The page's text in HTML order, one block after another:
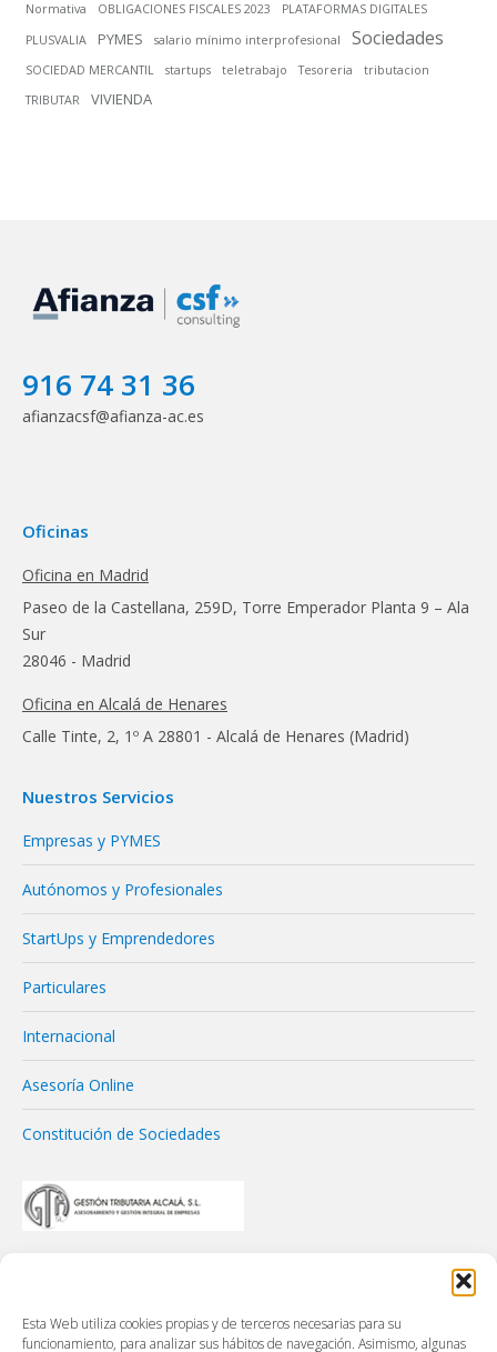
Esta Web utiliza cookies propias y de terceros necesarias para su
funcionamiento, para analizar sus hábitos de navegación. Asimismo, algunas
Normativa
OBLIGACIONES FISCALES 2023
PLATAFORMAS DIGITALES
PLUSVALIA
PYMES salario mínimo interprofesional Sociedades
SOCIEDAD MERCANTIL startups teletrabajo Tesoreria
tributacion
TRIBUTAR
VIVIENDA
916 74 31 36
afianzacsf@afianza-ac.es
Oficinas
Oficina en Madrid
Paseo de la Castellana, 259D, Torre Emperador Planta 9 – Ala
Sur
28046 - Madrid
Oficina en Alcalá de Henares
Calle Tinte, 2, 1º A 28801 - Alcalá de Henares (Madrid)
Nuestros Servicios
Empresas y PYMES
Autónomos y Profesionales
StartUps y Emprendedores
Particulares
Internacional
Asesoría Online
Constitución de Sociedades